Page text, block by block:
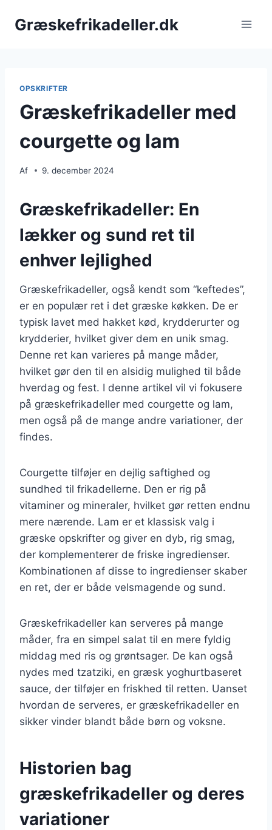
Græskefrikadeller.dk
OPSKRIFTER
Græskefrikadeller med
courgette og lam
Af 9. december 2024
Græskefrikadeller: En
lækker og sund ret til
enhver lejlighed
Græskefrikadeller, også kendt som “keftedes”,
er en populær ret i det græske køkken. De er
typisk lavet med hakket kød, krydderurter og
krydderier, hvilket giver dem en unik smag.
Denne ret kan varieres på mange måder,
hvilket gør den til en alsidig mulighed til både
hverdag og fest. I denne artikel vil vi fokusere
på græskefrikadeller med courgette og lam,
men også på de mange andre variationer, der
findes.
Courgette tilføjer en dejlig saftighed og
sundhed til frikadellerne. Den er rig på
vitaminer og mineraler, hvilket gør retten endnu
mere nærende. Lam er et klassisk valg i
græske opskrifter og giver en dyb, rig smag,
der komplementerer de friske ingredienser.
Kombinationen af disse to ingredienser skaber
en ret, der er både velsmagende og sund.
Græskefrikadeller kan serveres på mange
måder, fra en simpel salat til en mere fyldig
middag med ris og grøntsager. De kan også
nydes med tzatziki, en græsk yoghurtbaseret
sauce, der tilføjer en friskhed til retten. Uanset
hvordan de serveres, er græskefrikadeller en
sikker vinder blandt både børn og voksne.
Historien bag
græskefrikadeller og deres
variationer